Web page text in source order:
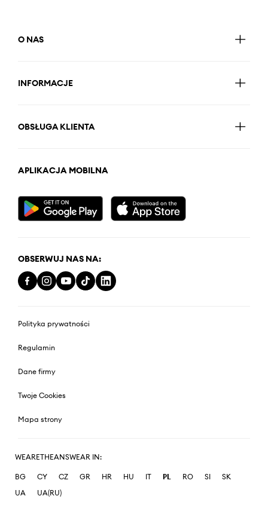
O NAS
INFORMACJE
OBSŁUGA KLIENTA
APLIKACJA MOBILNA
OBSERWUJ NAS NA:
Polityka prywatności
Regulamin
Dane firmy
Twoje Cookies
Mapa strony
WEARETHEANSWEAR IN:
BG CY CZ GR HR HU IT PL RO SI
SK
UA
UA(RU)